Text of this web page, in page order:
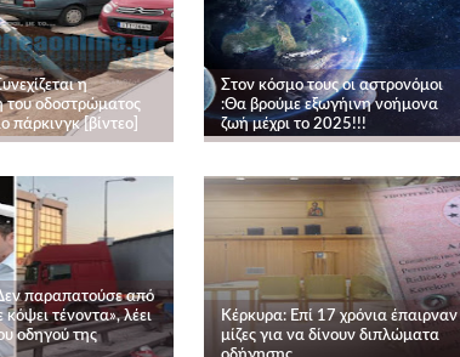
η
του οδοστρώματος
πάρκινγκ [βίντεο]
Στον κόσμο τους οι αστρονόμοι
:Θα βρούμε εξωγήινη νοήμονα
ζωή μέχρι το 2025!!!
παραπατούσε από
κόψει τένοντα», λέει
οδηγού της
Κέρκυρα: Επί 17 χρόνια έπαιρναν
μίζες για να δίνουν διπλώματα